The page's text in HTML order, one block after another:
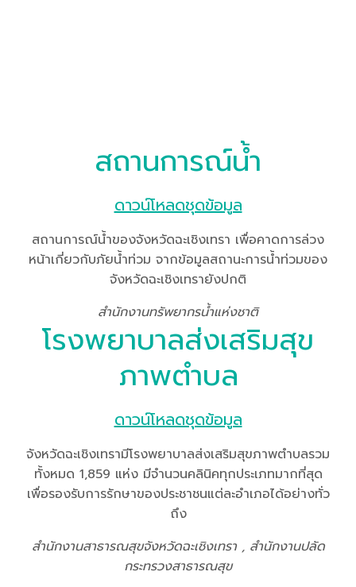
สถานการณ์น้ำ
ดาวน์โหลดชุดข้อมูล
สถานการณ์น้ำของจังหวัดฉะเชิงเทรา เพื่อคาดการล่วง
หน้าเกี่ยวกับภัยน้ำท่วม จากข้อมูลสถานะการน้ำท่วมของ
จังหวัดฉะเชิงเทรายังปกติ
สำนักงานทรัพยากรน้ำแห่งชาติ
โรงพยาบาลส่งเสริมสุข
ภาพตำบล
ดาวน์โหลดชุดข้อมูล
จังหวัดฉะเชิงเทรามีโรงพยาบาลส่งเสริมสุขภาพตำบลรวม
ทั้งหมด 1,859 แห่ง มีจำนวนคลินิคทุกประเภทมากที่สุด
เพื่อรองรับการรักษาของประชาชนแต่ละอำเภอได้อย่างทั่ว
ถึง
สำนักงานสาธารณสุขจังหวัดฉะเชิงเทรา , สำนักงานปลัด
กระทรวงสาธารณสุข